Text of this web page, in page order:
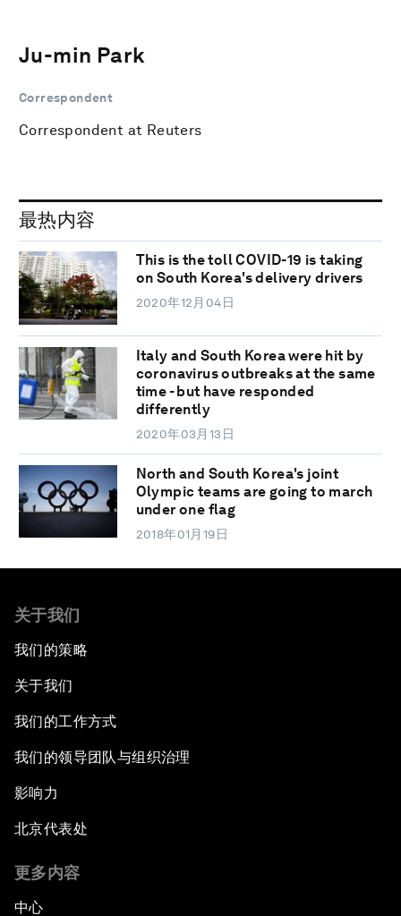
Ju-min Park
Correspondent
Correspondent at Reuters
最热内容
This is the toll COVID-19 is taking
on South Korea's delivery drivers
2020年12月04日
Italy and South Korea were hit by
coronavirus outbreaks at the same
time - but have responded
differently
2020年03月13日
North and South Korea's joint
Olympic teams are going to march
under one flag
2018年01月19日
关于我们
我们的策略
关于我们
我们的工作方式
我们的领导团队与组织治理
影响力
北京代表处
更多内容
中心